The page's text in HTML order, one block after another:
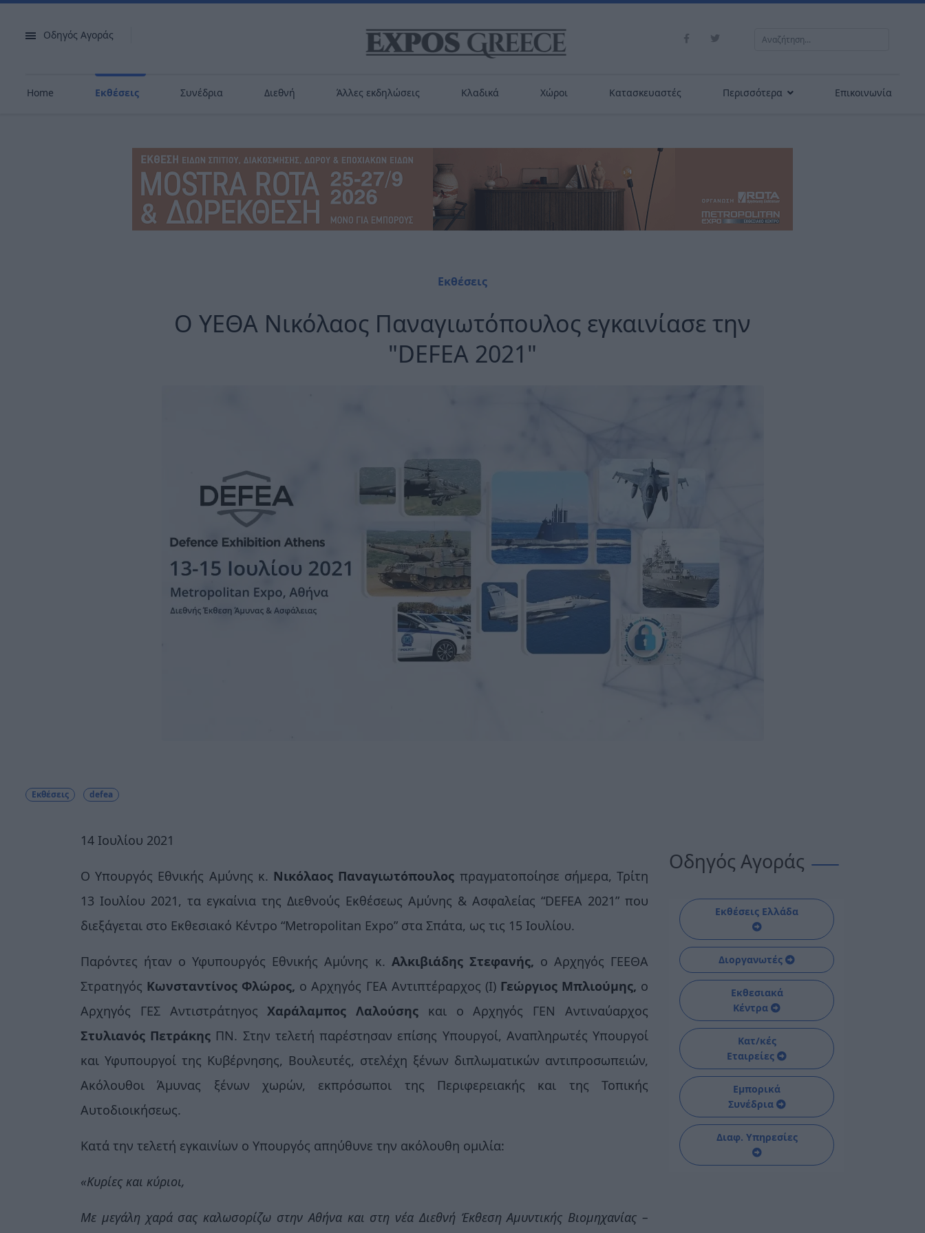
Οδηγός Αγοράς Αναζήτηση...
Home Εκθέσεις Συνέδρια Διεθνή Άλλες εκδηλώσεις Κλαδικά Χώροι Κατασκευαστές Περισσότερα Επικοινωνία
Εκθέσεις
Ο ΥΕΘΑ Νικόλαος Παναγιωτόπουλος εγκαινίασε την
"DEFEA 2021"
Εκθέσεις defea
14 Ιουλίου 2021
Ο Υπουργός Εθνικής Αμύνης κ. Νικόλαος Παναγιωτόπουλος πραγματοποίησε σήμερα, Τρίτη
13 Ιουλίου 2021, τα εγκαίνια της Διεθνούς Εκθέσεως Αμύνης & Ασφαλείας “DEFEA 2021” που
διεξάγεται στο Εκθεσιακό Κέντρο “Metropolitan Expo” στα Σπάτα, ως τις 15 Ιουλίου.
Παρόντες ήταν ο Υφυπουργός Εθνικής Αμύνης κ. Αλκιβιάδης Στεφανής, ο Αρχηγός ΓΕΕΘΑ
Στρατηγός Κωνσταντίνος Φλώρος, ο Αρχηγός ΓΕΑ Αντιπτέραρχος (Ι) Γεώργιος Μπλιούμης, ο
Αρχηγός ΓΕΣ ΑντιστράτηγοςΧαράλαμπος Λαλούσης και ο Αρχηγός ΓΕΝ Αντιναύαρχος
Στυλιανός Πετράκης ΠΝ. Στην τελετή παρέστησαν επίσης Υπουργοί, Αναπληρωτές Υπουργοί
και Υφυπουργοί της Κυβέρνησης, Βουλευτές, στελέχη ξένων διπλωματικών αντιπροσωπειών,
Ακόλουθοι Άμυνας ξένων χωρών, εκπρόσωποι της Περιφερειακής και της Τοπικής
Αυτοδιοικήσεως.
Κατά την τελετή εγκαινίων ο Υπουργός απηύθυνε την ακόλουθη ομιλία:
«Κυρίες και κύριοι,
Με μεγάλη χαρά σας καλωσορίζω στην Αθήνα και στη νέα Διεθνή Έκθεση Αμυντικής Βιομηχανίας –
Οδηγός Αγοράς
Εκθέσεις Ελλάδα
Διοργανωτές
Εκθεσιακά
Κέντρα
Κατ/κές
Εταιρείες
Εμπορικά
Συνέδρια
Διαφ. Υπηρεσίες